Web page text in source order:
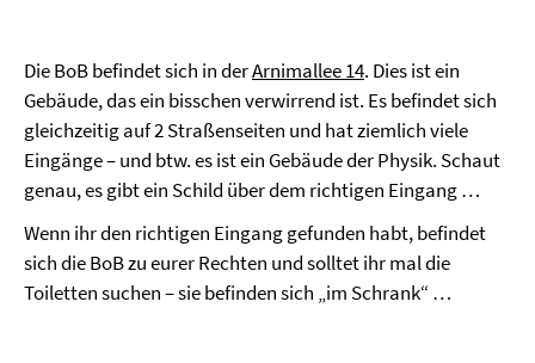
Die BoB befindet sich in derArnimallee 14. Dies ist ein
Gebäude, das ein bisschen verwirrend ist. Es befindet sich
gleichzeitig auf 2 Straßenseiten und hat ziemlich viele
Eingänge – und btw. es ist ein Gebäude der Physik. Schaut
genau, es gibt ein Schild über dem richtigen Eingang …
Wenn ihr den richtigen Eingang gefunden habt, befindet
sich die BoB zu eurer Rechten und solltet ihr mal die
Toiletten suchen – sie befinden sich „im Schrank“ …